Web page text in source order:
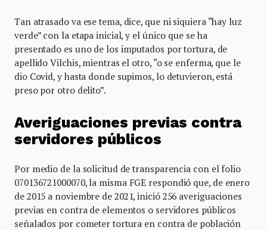
Tan atrasado va ese tema, dice, que ni siquiera “hay luz
verde” con la etapa inicial, y el único que se ha
presentado es uno de los imputados por tortura, de
apellido Vilchis, mientras el otro, “o se enferma, que le
dio Covid, y hasta donde supimos, lo detuvieron, está
preso por otro delito”.
Averiguaciones previas contra
servidores públicos
Por medio de la solicitud de transparencia con el folio
070136721000070, la misma FGE respondió que, de enero
de 2015 a noviembre de 2021, inició 256 averiguaciones
previas en contra de elementos o servidores públicos
señalados por cometer tortura en contra de población